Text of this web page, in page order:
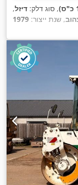
, סוג דלק: דיזל,
, שנת ייצור: 1979